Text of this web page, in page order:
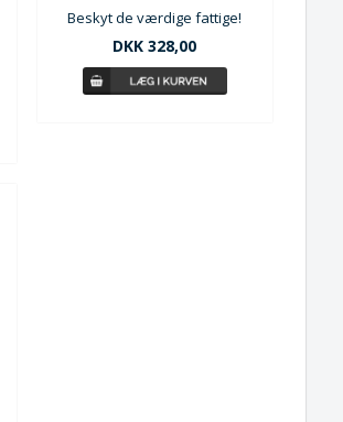
Beskyt de værdige fattige!
DKK 328,00